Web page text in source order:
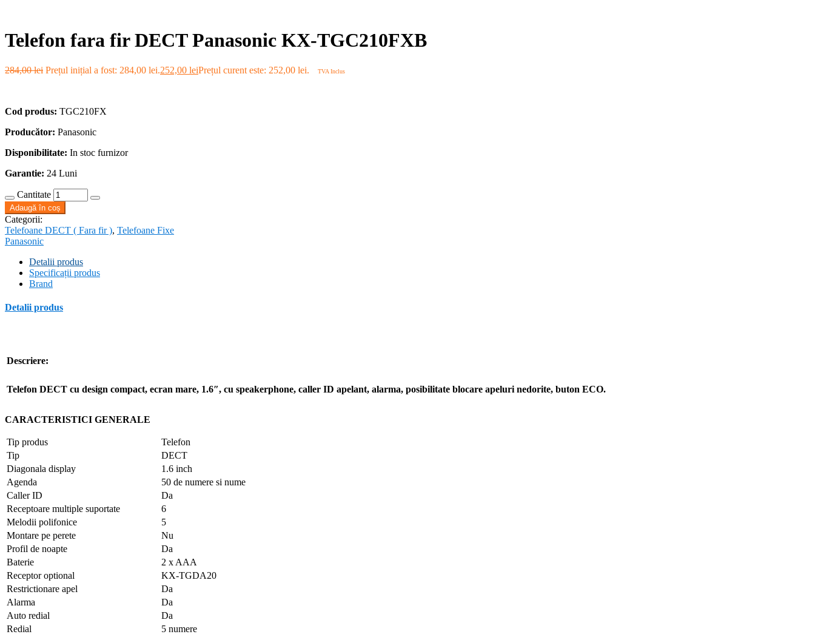
Telefon fara fir DECT Panasonic KX-TGC210FXB
284,00lei Prețul inițial a fost: 284,00 lei.252,00 leiPrețul curent este: 252,00 lei. TVA Inclus
Cod produs: TGC210FX
Producător: Panasonic
Disponibilitate: In stoc furnizor
Garantie: 24 Luni
Cantitate
Adaugă în coș
Categorii:
Telefoane DECT ( Fara fir ), Telefoane Fixe
Panasonic
Detalii produs
Specificații produs
Brand
Detalii produs
Descriere:
Telefon DECT cu design compact, ecran mare, 1.6″, cu speakerphone, caller ID apelant, alarma, posibilitate blocare apeluri nedorite, buton ECO.
CARACTERISTICI GENERALE
Tip produs
Telefon
Tip
DECT
Diagonala display
1.6 inch
Agenda
50 de numere si nume
Caller ID
Da
Receptoare multiple suportate
6
Melodii polifonice
5
Montare pe perete
Nu
Profil de noapte
Da
Baterie
2 x AAA
Receptor optional
KX-TGDA20
Restrictionare apel
Da
Alarma
Da
Auto redial
Da
Redial
5 numere